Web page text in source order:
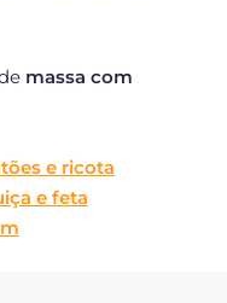
massa com
e ricota
e feta